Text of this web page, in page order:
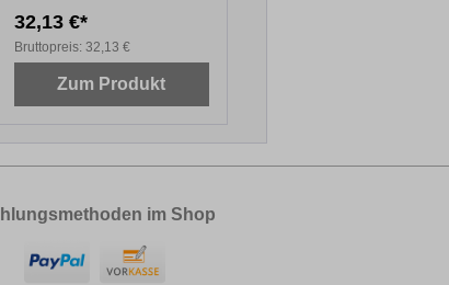
32,13 €*
Bruttopreis: 32,13 €
Zum Produkt
im Shop